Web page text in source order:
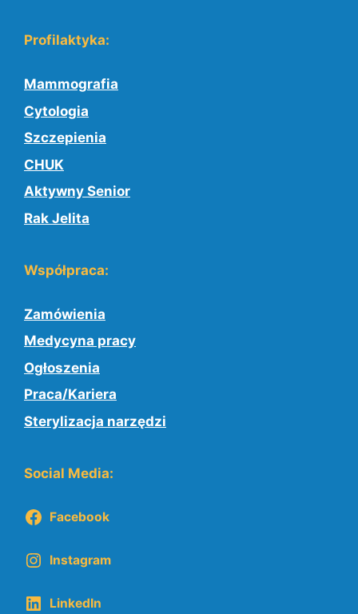
Profilaktyka:
Mammografia
Cytologia
Szczepienia
CHUK
Aktywny Senior
Rak Jelita
Współpraca:
Zamówienia
Medycyna pracy
Ogłoszenia
Praca/Kariera
Sterylizacja narzędzi
Social Media:
Facebook
Instagram
LinkedIn